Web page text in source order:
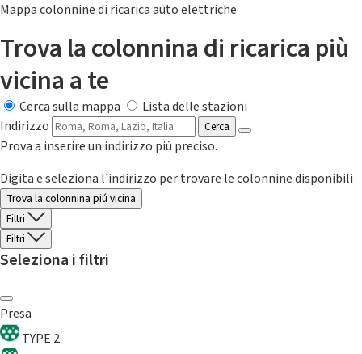
Mappa colonnine di ricarica auto elettriche
Trova la colonnina di ricarica più
vicina a te
Cerca sulla mappa
Lista delle stazioni
Indirizzo
Cerca
Prova a inserire un indirizzo più preciso.
Digita e seleziona l'indirizzo per trovare le colonnine disponibili
Trova la colonnina piú vicina
Filtri
Filtri
Seleziona i filtri
Presa
TYPE 2